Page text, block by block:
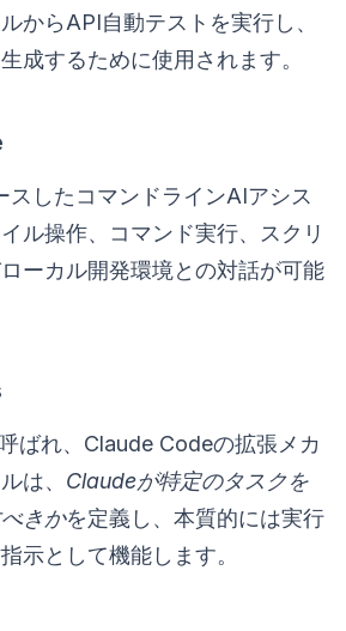
からAPI自動テストを実行し、
成するために使用されます。
したコマンドラインAIアシス
ル操作、コマンド実行、スクリ
ーカル開発環境との対話が可能
ばれ、Claude Codeの拡張メカ
は、 Claudeが特定のタスクを
きかを定義し、本質的には実行
示として機能します。